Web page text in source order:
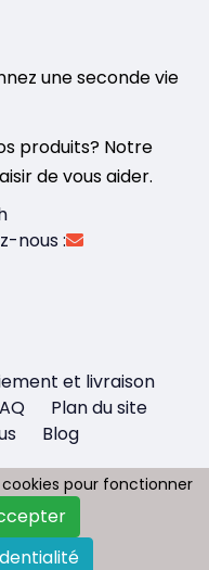
une seconde vie
produits? Notre
de vous aider.
nous :
et livraison
Plan du site
Blog
droit réservés
pour fonctionner
pour fonctionner